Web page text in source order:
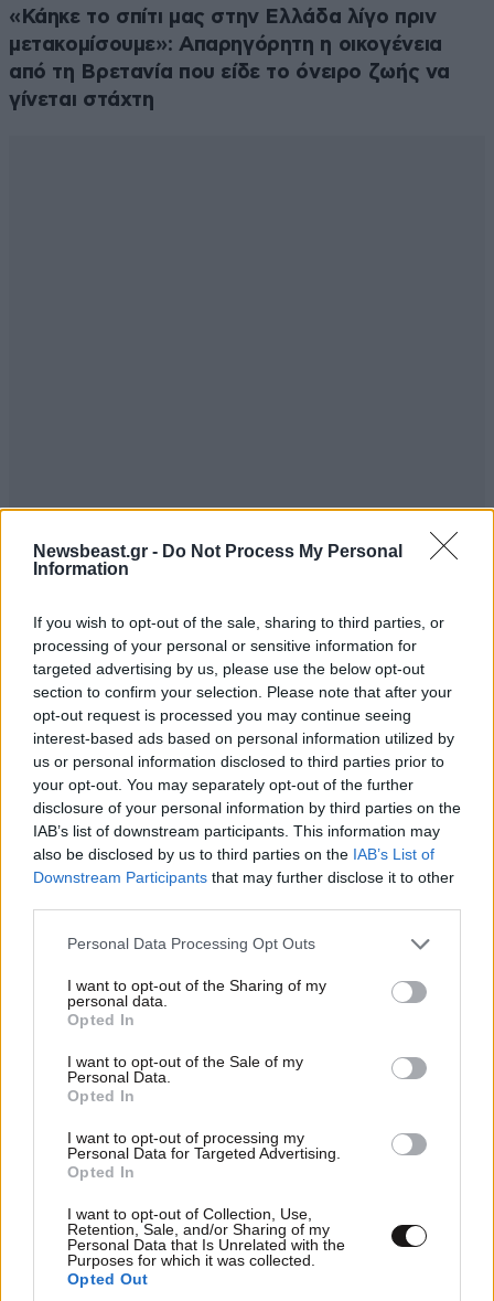
Newsbeast.gr - Do Not Process My Personal
Information
If you wish to opt-out of the sale, sharing to third parties, or
processing of your personal or sensitive information for
targeted advertising by us, please use the below opt-out
section to confirm your selection. Please note that after your
opt-out request is processed you may continue seeing
interest-based ads based on personal information utilized by
us or personal information disclosed to third parties prior to
your opt-out. You may separately opt-out of the further
disclosure of your personal information by third parties on the
IAB’s list of downstream participants. This information may
also be disclosed by us to third parties on the IAB’s List of
Downstream Participants that may further disclose it to other
Please note that this website/app uses one or more Google
not limited to your visit or usage behaviour. You may click to
grant or deny consent to Google and its third-party tags to
use your data for below specified purposes in below Google
consent section.
Personal Data Processing Opt Outs
I want to opt-out of the Sharing of my
personal data.
Opted In
I want to opt-out of the Sale of my
Personal Data.
Opted In
I want to opt-out of processing my
Personal Data for Targeted Advertising.
Opted In
I want to opt-out of Collection, Use,
Retention, Sale, and/or Sharing of my
Personal Data that Is Unrelated with the
Purposes for which it was collected.
Opted Out
«Κάηκε το σπίτι μας στην Ελλάδα λίγο πριν
μετακομίσουμε»: Απαρηγόρητη η οικογένεια
από τη Βρετανία που είδε το όνειρο ζωής να
γίνεται στάχτη
LIFESTYLE05·08·2026 17:48
Παλάτι Marivent: Πώς οι κληρονόμοι του